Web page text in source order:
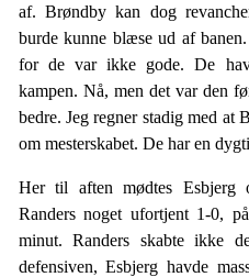
af. Brøndby kan dog
burde kunne blæse ud af
for de var ikke gode. De
kampen. Nå, men det var den
bedre. Jeg regner stadig med at
om mesterskabet. De har en
Her til aften mødtes Esbjerg
Randers noget ufortjent 1-0,
minut. Randers skabte ikke
defensiven, Esbjerg havde